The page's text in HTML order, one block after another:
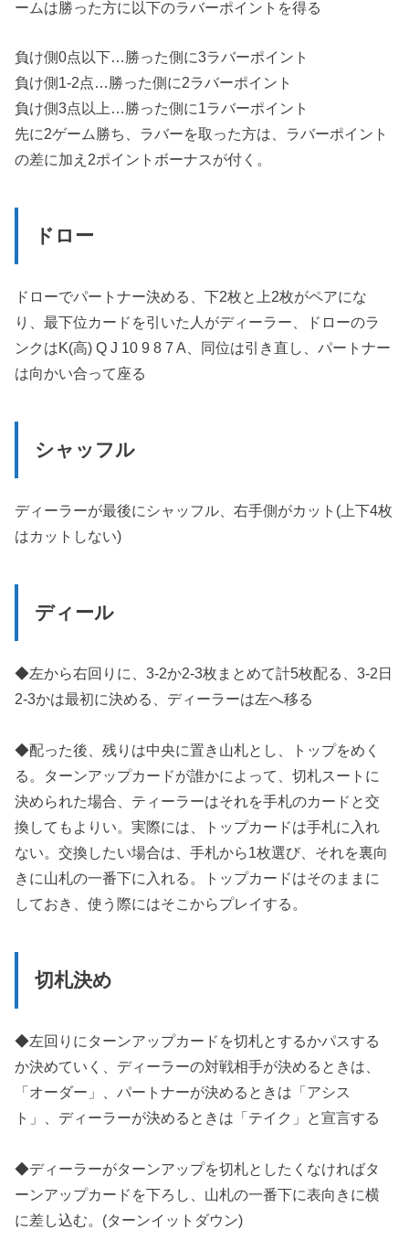
ームは勝った方に以下のラバーポイントを得る
負け側0点以下…勝った側に3ラバーポイント
負け側1-2点…勝った側に2ラバーポイント
負け側3点以上…勝った側に1ラバーポイント
先に2ゲーム勝ち、ラバーを取った方は、ラバーポイント
の差に加え2ポイントボーナスが付く。
ドロー
ドローでパートナー決める、下2枚と上2枚がペアにな
り、最下位カードを引いた人がディーラー、ドローのラ
ンクはK(高) Q J 10 9 8 7 A、同位は引き直し、パートナー
は向かい合って座る
シャッフル
ディーラーが最後にシャッフル、右手側がカット(上下4枚
はカットしない)
ディール
◆左から右回りに、3-2か2-3枚まとめて計5枚配る、3-2日
2-3かは最初に決める、ディーラーは左へ移る
◆配った後、残りは中央に置き山札とし、トップをめく
る。ターンアップカードが誰かによって、切札スートに
決められた場合、ティーラーはそれを手札のカードと交
換してもよりい。実際には、トップカードは手札に入れ
ない。交換したい場合は、手札から1枚選び、それを裏向
きに山札の一番下に入れる。トップカードはそのままに
しておき、使う際にはそこからプレイする。
切札決め
◆左回りにターンアップカードを切札とするかパスする
か決めていく、ディーラーの対戦相手が決めるときは、
「オーダー」、パートナーが決めるときは「アシス
ト」、ディーラーが決めるときは「テイク」と宣言する
◆ディーラーがターンアップを切札としたくなければタ
ーンアップカードを下ろし、山札の一番下に表向きに横
に差し込む。(ターンイットダウン)